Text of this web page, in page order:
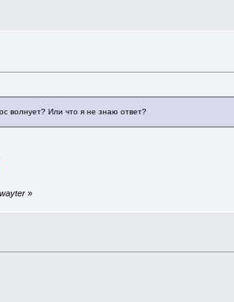
волнует? Или что я не знаю ответ?
»